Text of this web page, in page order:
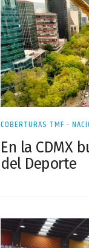
COBERTURAS TMF •
En la CDMX
del Deporte